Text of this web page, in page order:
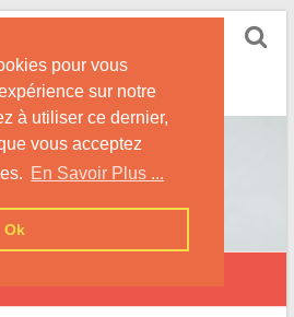
pour vous
sur notre
à utiliser ce dernier,
vous acceptez
En Savoir Plus ...
Ok
Une Femme